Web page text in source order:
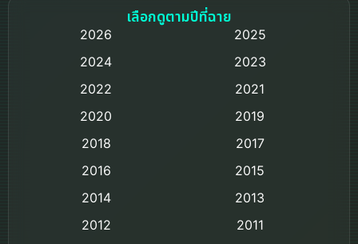
Based on a True Story เรื่องจริง
เลือกดูตามปีที่ฉาย
2026
2025
2024
2023
2022
2021
2020
2019
2018
2017
2016
2015
2014
2013
2012
2011